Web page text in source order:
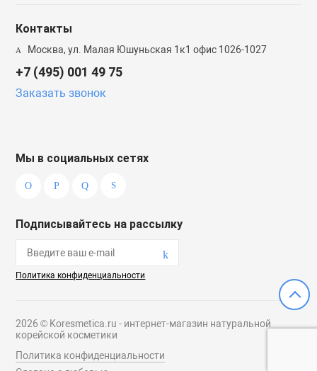
Контакты
Москва, ул. Малая Юшуньская 1к1 офис 1026-1027
+7 (495) 001 49 75
Заказать звонок
Мы в социальных сетях
Подписывайтесь на рассылку
Политика конфиденциальности
2026 © Koresmetica.ru - интернет-магазин натуральной
корейской косметики
Политика конфиденциальности